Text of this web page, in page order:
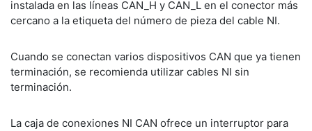
instalada en las líneas CAN_H y CAN_L en el conector más
cercano a la etiqueta del número de pieza del cable NI.
Cuando se conectan varios dispositivos CAN que ya tienen
terminación, se recomienda utilizar cables NI sin
terminación.
La caja de conexiones NI CAN ofrece un interruptor para